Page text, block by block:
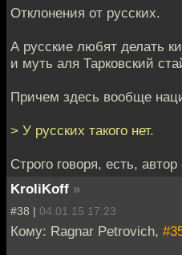
Отклонения от русских.
А русские любят делать
и муть аля Тарковский
Причем здесь вообще
> У русских такого нет.
Строго говоря, есть,
KroliKoff »
#38 | 04.01.15 17:23
Кому: Ragnar Petrovich,